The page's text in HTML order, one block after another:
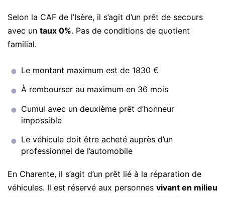
Selon la CAF de l’Isère, il s’agit d’un prêt de secours
avec un taux 0%. Pas de conditions de quotient
familial.
Le montant maximum est de 1830 €
À rembourser au maximum en 36 mois
Cumul avec un deuxième prêt d’honneur
impossible
Le véhicule doit être acheté auprès d’un
professionnel de l’automobile
En Charente, il s’agit d’un prêt lié à la réparation de
véhicules. Il est réservé aux personnes vivant en milieu